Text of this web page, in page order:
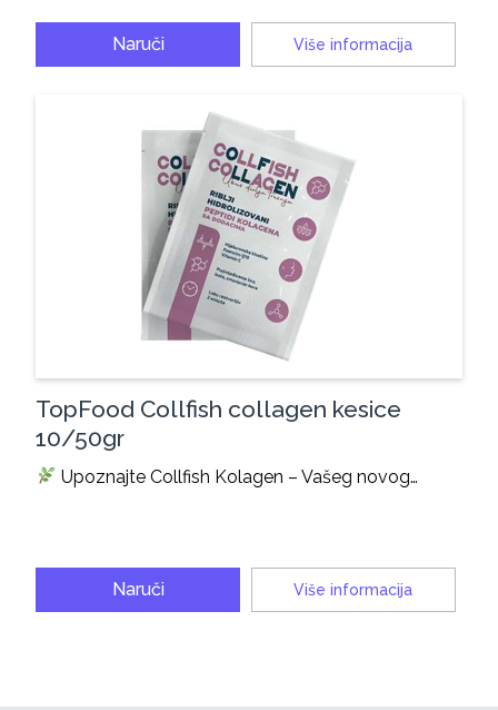
Naruči Više informacija
TopFood Collfish collagen kesice
10/50gr
Upoznajte Collfish Kolagen – Vašeg novog…
Naruči Više informacija